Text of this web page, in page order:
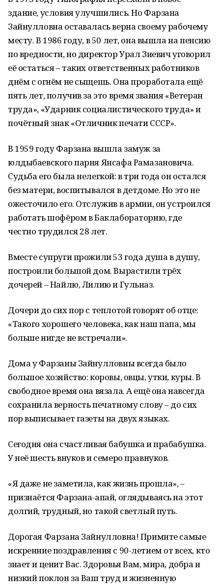
здание, условия улучшились. Но Фарзана
Зайнулловна оставалась верна своему рабочему
месту. В 1986 году, в 50 лет, она вышла на пенсию
по вредности, но директор Урал Зиевич уговорил
её остаться – таких ответственных работников
днём с огнём не сыщешь. Она проработала ещё
пять лет, получив за это время звания «Ветеран
труда», «Ударник социалистического труда» и
почётный знак «Отличник печати СССР».
В 1959 году Фарзана вышла замуж за
юлдыбаевского парня Янсафа Рамазановича.
Судьба его была нелегкой: в три года он остался
без матери, воспитывался в детдоме. Но это не
ожесточило его. Отслужив в армии, он устроился
работать шофёром в Баклабораторию, где
честно трудился 28 лет.
Вместе супруги прожили 53 года душа в душу,
построили большой дом. Вырастили трёх
дочерей – Найлю, Лилию и Гульназ.
Дочери до сих пор с теплотой говорят об отце:
«Такого хорошего человека, как наш папа, мы
больше нигде не встречали».
Дома у Фарзаны Зайнулловны всегда было
большое хозяйство: коровы, овцы, утки, куры. В
свободное время она вязала. А ещё она навсегда
сохранила верность печатному слову – до сих
пор выписывает газеты на двух языках.
Сегодня она счастливая бабушка и прабабушка.
У неё шесть внуков и семеро правнуков.
«Я даже не заметила, как жизнь прошла», –
признаётся Фарзана-апай, оглядываясь на этот
долгий, трудный, но такой светлый путь.
Дорогая Фарзана Зайнулловна! Примите самые
искренние поздравления с 90-летием от всех, кто
знает и ценит Вас. Здоровья Вам, мира, добра и
низкий поклон за Ваш труд и жизненную